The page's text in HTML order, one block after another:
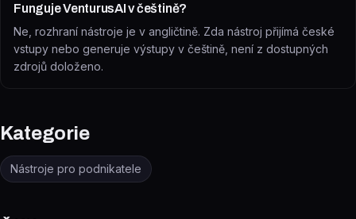
Funguje VenturusAI v češtině?
Ne, rozhraní nástroje je v angličtině. Zda nástroj přijímá české
vstupy nebo generuje výstupy v češtině, není z dostupných
zdrojů doloženo.
Kategorie
Nástroje pro podnikatele